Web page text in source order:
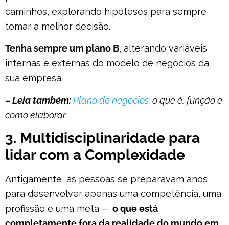
caminhos, explorando hipóteses para sempre
tomar a melhor decisão.
Tenha sempre um plano B, alterando variáveis
internas e externas do modelo de negócios da
sua empresa.
– Leia também:Plano de negócios: o que é, função e
como elaborar
3. Multidisciplinaridade para
lidar com a Complexidade
Antigamente, as pessoas se preparavam anos
para desenvolver apenas uma competência, uma
profissão e uma meta — o que está